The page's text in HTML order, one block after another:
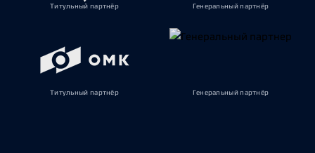
Титульный партнёр Генеральный партнёр
Титульный партнёр Генеральный партнёр